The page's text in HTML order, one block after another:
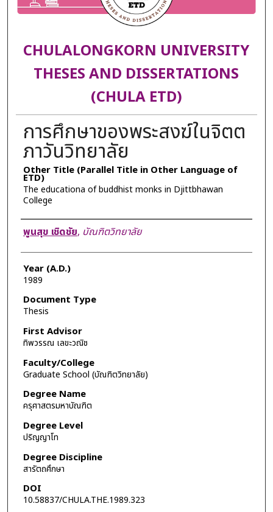
CHULALONGKORN UNIVERSITY
THESES AND DISSERTATIONS
(CHULA ETD)
การศึกษาของพระสงฆ์ในจิตต
ภาวันวิทยาลัย
Other Title (Parallel Title in Other Language of
ETD)
The educationa of buddhist monks in Djittbhawan
College
Author
พูนสุข เชิดชัย, บัณฑิตวิทยาลัย
Year (A.D.)
1989
Document Type
Thesis
First Advisor
ทิพวรรณ เลขะวณิช
Faculty/College
Graduate School (บัณฑิตวิทยาลัย)
Degree Name
ครุศาสตรมหาบัณฑิต
Degree Level
ปริญญาโท
Degree Discipline
สารัตถศึกษา
DOI
10.58837/CHULA.THE.1989.323